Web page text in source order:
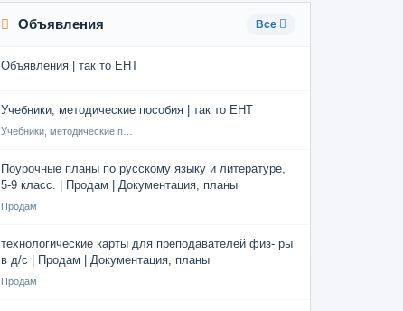
Объявления Все
Объявления | так то ЕНТ
Учебники, методические пособия | так то ЕНТ
Поурочные планы по русскому языку и литературе,
5-9 класс. | Продам | Документация, планы
Продам
технологические карты для преподавателей физ- ры
в д/с | Продам | Документация, планы
Продам